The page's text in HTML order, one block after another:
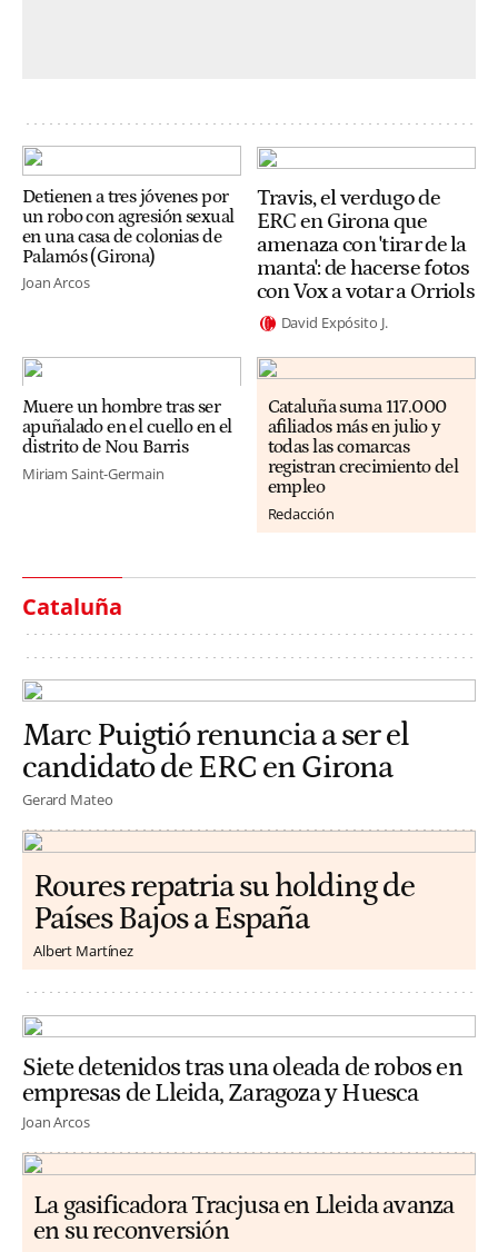
Detienen a tres jóvenes por
un robo con agresión sexual
en una casa de colonias de
Palamós (Girona)
Joan Arcos
Travis, el verdugo de
ERC en Girona que
amenaza con 'tirar de la
manta': de hacerse fotos
con Vox a votar a Orriols
David Expósito J.
Muere un hombre tras ser
apuñalado en el cuello en el
distrito de Nou Barris
Miriam Saint-Germain
Cataluña suma 117.000
afiliados más en julio y
todas las comarcas
registran crecimiento del
empleo
Redacción
Cataluña
Marc Puigtió renuncia a ser el
candidato de ERC en Girona
Gerard Mateo
Roures repatria su holding de
Países Bajos a España
Albert Martínez
Siete detenidos tras una oleada de robos en
empresas de Lleida, Zaragoza y Huesca
Joan Arcos
La gasificadora Tracjusa en Lleida avanza
en su reconversión